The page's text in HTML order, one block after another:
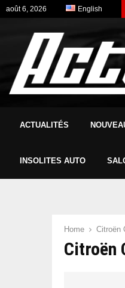
août 6, 2026 English
ACTUALITÉS
INSOLITES AUTO
Home Citroën
Citroën